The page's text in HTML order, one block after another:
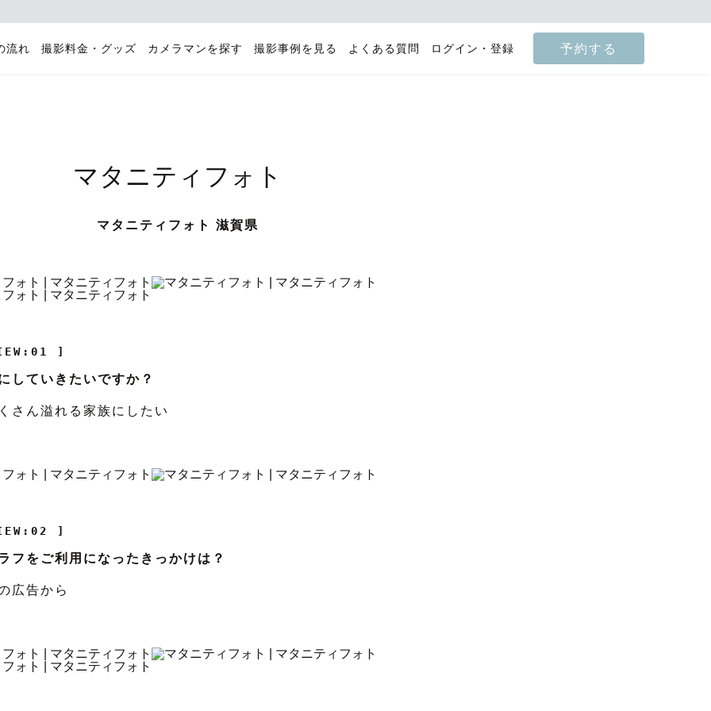
流れ 撮影料金・グッズ カメラマンを探す 撮影事例を見る よくある質問 ログイン・登録 予約する
マタニティフォト
マタニティフォト 滋賀県
]
していきたいですか？
さん溢れる家族にしたい
]
フをご利用になったきっかけは？
広告から